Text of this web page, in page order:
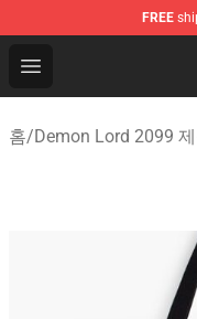
FREE
Open menu
Demon Lord
홈/Demon Lord 2099